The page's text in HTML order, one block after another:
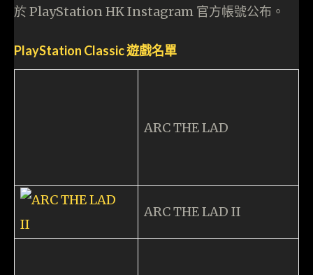
於 PlayStation HK Instagram 官方帳號公布。
PlayStation Classic 遊戲名單
ARC THE LAD II